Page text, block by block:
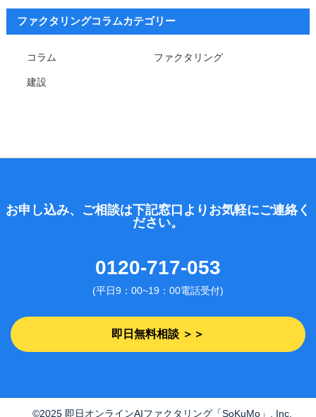
ファクタリングコラムカテゴリー
コラム ファクタリング
建設
お申し込み、ご相談は下記窓口よりお気軽にご連絡く
ださい。
0120-717-053
(平日9：00~19：00電話受付)
即日無料相談 ＞＞
©2025 即日オンラインAIファクタリング「SoKuMo」, Inc.